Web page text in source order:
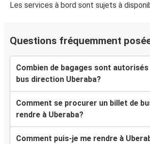
Les services à bord sont sujets à
Questions fréquemment
Combien de bagages sont autorisés
bus direction Uberaba?
Comment se procurer un billet de
rendre à Uberaba?
Comment puis-je me rendre à